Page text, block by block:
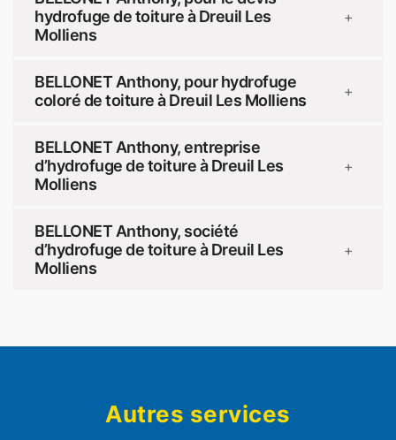
hydrofuge de toiture à Dreuil Les
Molliens
+
BELLONET Anthony, pour hydrofuge
coloré de toiture à Dreuil Les Molliens
+
BELLONET Anthony, entreprise
d’hydrofuge de toiture à Dreuil Les
Molliens
+
BELLONET Anthony, société
d’hydrofuge de toiture à Dreuil Les
Molliens
+
Autres services